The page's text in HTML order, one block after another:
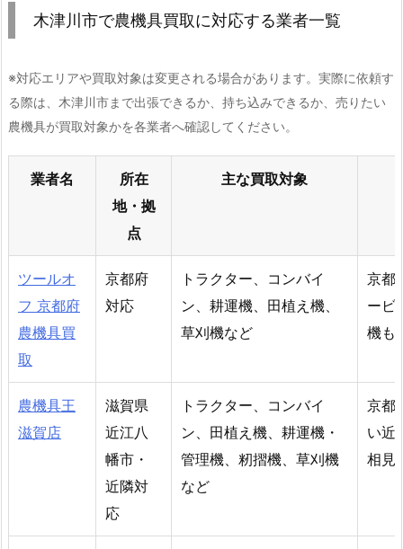
木津川市で農機具買取に対応する業者一覧
※対応エリアや買取対象は変更される場合があります。実際に依頼す
る際は、木津川市まで出張できるか、持ち込みできるか、売りたい
農機具が買取対象かを各業者へ確認してください。
業者名
所在
地・拠
点
主な買取対象
ツールオ
フ 京都府
農機具買
取
京都府
対応
トラクター、コンバイ
ン、耕運機、田植え機、
草刈機など
京都
ービ
機も
農機具王
滋賀店
滋賀県
近江八
幡市・
近隣対
応
トラクター、コンバイ
ン、田植え機、耕運機・
管理機、籾摺機、草刈機
など
京都
い近
相見